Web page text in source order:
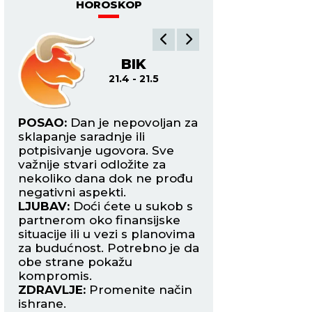
HOROSKOP
BIK
21.4 - 21.5
POSAO: Dan je nepovoljan za
sklapanje saradnje ili
potpisivanje ugovora. Sve
važnije stvari odložite za
nekoliko dana dok ne prođu
negativni aspekti.
LJUBAV: Doći ćete u sukob s
partnerom oko finansijske
situacije ili u vezi s planovima
za budućnost. Potrebno je da
obe strane pokažu
kompromis.
ZDRAVLJE: Promenite način
ishrane.